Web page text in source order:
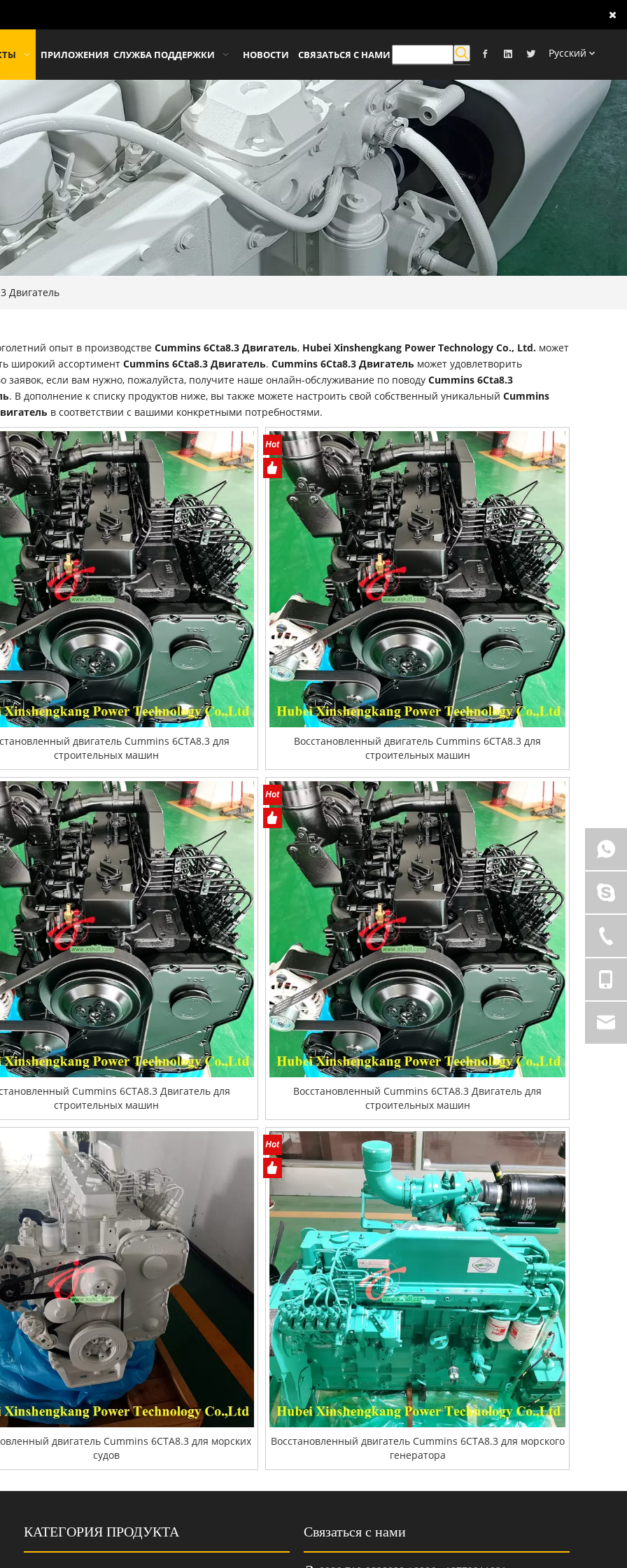
ПРИЛОЖЕНИЯ СЛУЖБА ПОДДЕРЖКИ НОВОСТИ СВЯЗАТЬСЯ С НАМИ Pусский
Двигатель
опыт в производстве Cummins 6Cta8.3 Двигатель, Hubei Xinshengkang Power Technology Co., Ltd. может
широкий ассортимент Cummins 6Cta8.3 Двигатель. Cummins 6Cta8.3 Двигатель может удовлетворить
заявок, если вам нужно, пожалуйста, получите наше онлайн-обслуживание по поводу Cummins 6Cta8.3
. В дополнение к списку продуктов ниже, вы также можете настроить свой собственный уникальный Cummins
в соответствии с вашими конкретными потребностями.
двигатель Cummins 6CTA8.3 для
строительных машин
Восстановленный двигатель Cummins 6CTA8.3 для
строительных машин
Cummins 6CTA8.3 Двигатель для
строительных машин
Восстановленный Cummins 6CTA8.3 Двигатель для
строительных машин
двигатель Cummins 6CTA8.3 для морских
судов
Восстановленный двигатель Cummins 6CTA8.3 для морского
генератора
КАТЕГОРИЯ ПРОДУКТА Связаться с нами